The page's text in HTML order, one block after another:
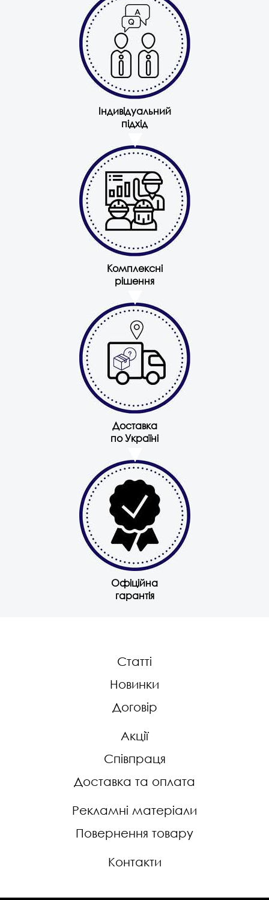
Індивідуальний
підхід
Комплексні
рішення
Доставка
по Україні
Офіційна
гарантія
Статті
Новинки
Договір
Акції
Співпраця
Доставка та оплата
Рекламні матеріали
Повернення товару
Контакти